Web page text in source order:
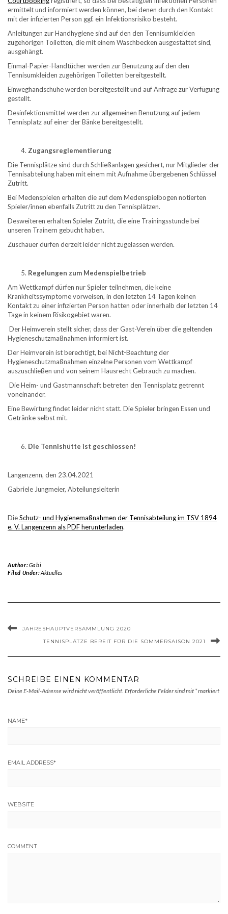
ermittelt und informiert werden können, bei denen durch den Kontakt
mit der infizierten Person ggf. ein Infektionsrisiko besteht.
Anleitungen zur Handhygiene sind auf den den Tennisumkleiden
zugehörigen Toiletten, die mit einem Waschbecken ausgestattet sind,
ausgehängt.
Einmal-Papier-Handtücher werden zur Benutzung auf den den
Tennisumkleiden zugehörigen Toiletten bereitgestellt.
Einweghandschuhe werden bereitgestellt und auf Anfrage zur Verfügung
gestellt.
Desinfektionsmittel werden zur allgemeinen Benutzung auf jedem
Tennisplatz auf einer der Bänke bereitgestellt.
Zugangsreglementierung
Die Tennisplätze sind durch Schließanlagen gesichert, nur Mitglieder der
Tennisabteilung haben mit einem mit Aufnahme übergebenen Schlüssel
Zutritt.
Bei Medenspielen erhalten die auf dem Medenspielbogen notierten
Spieler/innen ebenfalls Zutritt zu den Tennisplätzen.
Desweiteren erhalten Spieler Zutritt, die eine Trainingsstunde bei
unseren Trainern gebucht haben.
Zuschauer dürfen derzeit leider nicht zugelassen werden.
Regelungen zum Medenspielbetrieb
Am Wettkampf dürfen nur Spieler teilnehmen, die keine
Krankheitssymptome vorweisen, in den letzten 14 Tagen keinen
Kontakt zu einer infizierten Person hatten oder innerhalb der letzten 14
Tage in keinem Risikogebiet waren.
Der Heimverein stellt sicher, dass der Gast-Verein über die geltenden
Hygieneschutzmaßnahmen informiert ist.
Der Heimverein ist berechtigt, bei Nicht-Beachtung der
Hygieneschutzmaßnahmen einzelne Personen vom Wettkampf
auszuschließen und von seinem Hausrecht Gebrauch zu machen.
Die Heim- und Gastmannschaft betreten den Tennisplatz getrennt
voneinander.
Eine Bewirtung findet leider nicht statt. Die Spieler bringen Essen und
Getränke selbst mit.
Die Tennishütte ist geschlossen!
Langenzenn, den 23.04.2021
Gabriele Jungmeier, Abteilungsleiterin
DieSchutz- und Hygienemaßnahmen der Tennisabteilung im TSV 1894
e. V. Langenzenn als PDF herunterladen.
Author:Gabi
Filed Under:Aktuelles
JAHRESHAUPTVERSAMMLUNG 2020
TENNISPLÄTZE BEREIT FÜR DIE SOMMERSAISON 2021
SCHREIBE EINEN KOMMENTAR
Deine E-Mail-Adresse wird nicht veröffentlicht. Erforderliche Felder sind mit *markiert
NAME*
EMAIL ADDRESS*
WEBSITE
COMMENT